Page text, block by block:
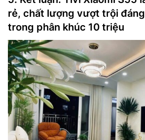
rẻ, chất lượng vượt trội
trong phân khúc 10 triệu